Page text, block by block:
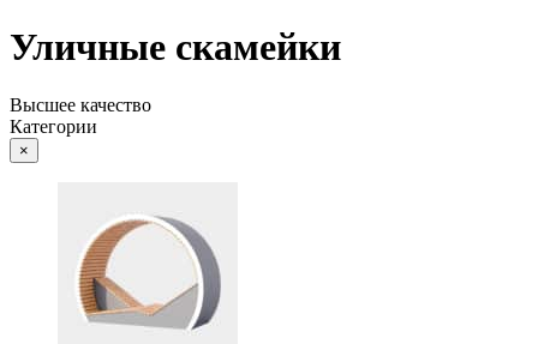
Уличные скамейки
Высшее качество
Категории
×